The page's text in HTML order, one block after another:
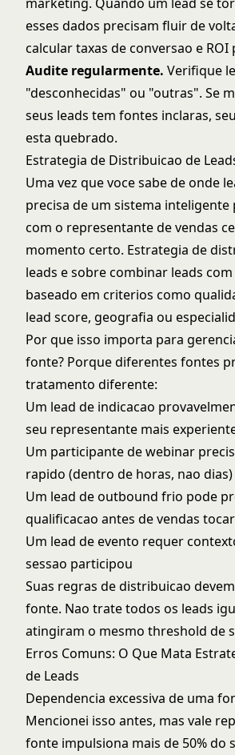
esses dados precisam fluir de
calcular taxas de conversao e
Audite regularmente. Verifique
"desconhecidas" ou "outras". Se
seus leads tem fontes inclaras,
esta quebrado.
Estrategia de Distribuicao de
Uma vez que voce sabe de onde
precisa de um sistema inteligente
com o representante de vendas
momento certo. Estrategia de
leads e sobre combinar leads
baseado em criterios como
lead score, geografia ou
Por que isso importa para
fonte? Porque diferentes fontes
tratamento diferente:
Um lead de indicacao
seu representante mais
Um participante de webinar
rapido (dentro de horas, nao dias)
Um lead de outbound frio pode
qualificacao antes de vendas tocar
Um lead de evento requer
sessao participou
Suas regras de distribuicao
fonte. Nao trate todos os leads
atingiram o mesmo threshold de
Erros Comuns: O Que Mata
de Leads
Dependencia excessiva de uma
Mencionei isso antes, mas vale
fonte impulsiona mais de 50% do